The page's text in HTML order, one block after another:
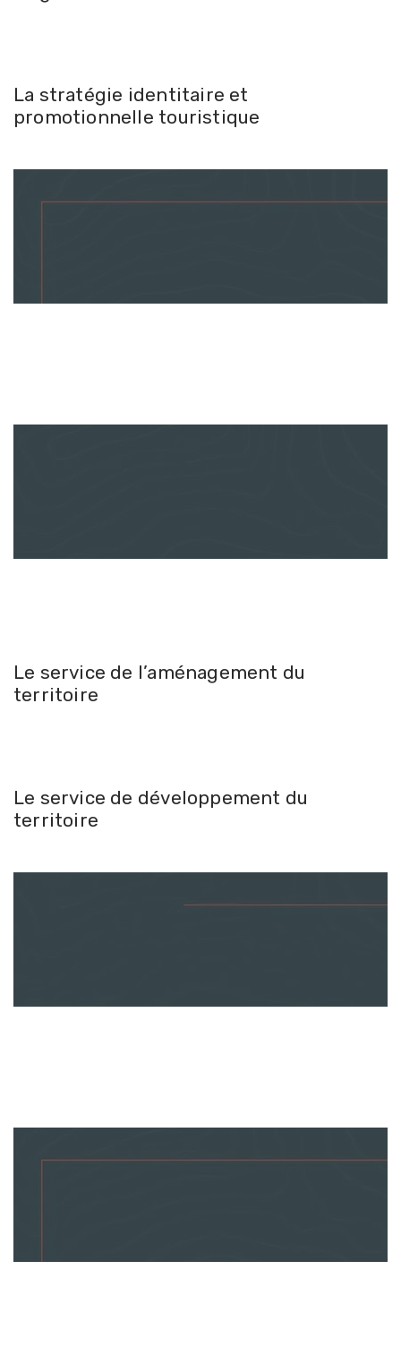
La stratégie identitaire et
promotionnelle touristique
Le service de l’aménagement du
territoire
Le service de développement du
territoire